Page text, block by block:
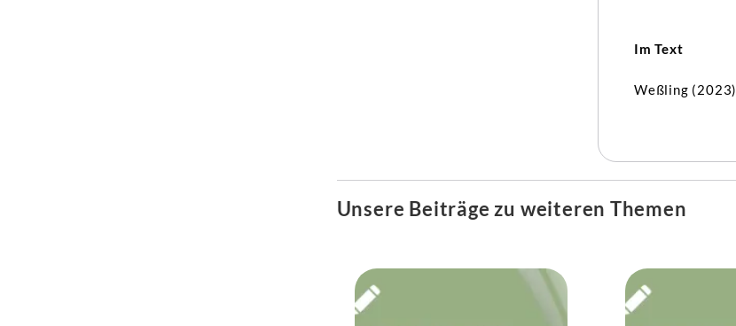
Im Text
Weßling (2023)
Unsere Beiträge zu weiteren Themen